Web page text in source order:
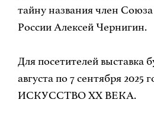
тайну названия член
России Алексей Чернигин.
Для посетителей выставка
августа по 7 сентября 2025
ИСКУССТВО ХХ ВЕКА.